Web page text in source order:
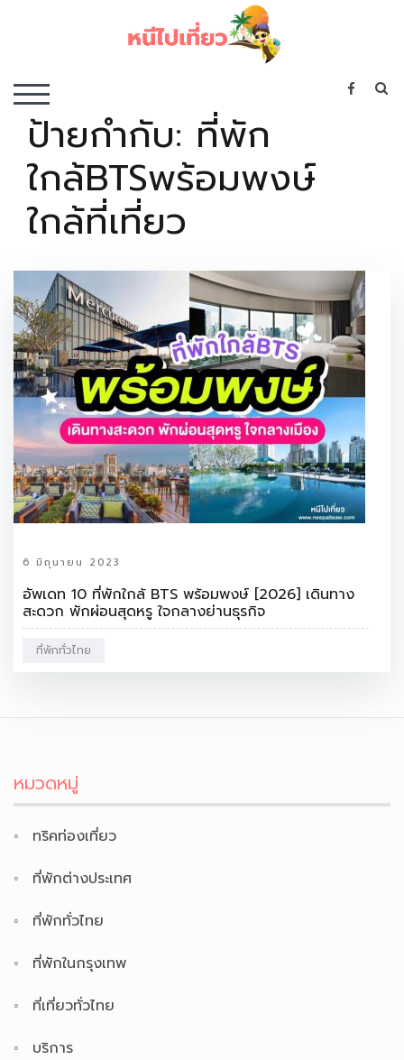
TOGGLE MOBILE MENU
ป้ายกำกับ: ที่พัก
ใกล้BTSพร้อมพงษ์
ใกล้ที่เที่ยว
6 มิถุนายน 2023
อัพเดท 10 ที่พักใกล้ BTS พร้อมพงษ์ [2026] เดินทาง
สะดวก พักผ่อนสุดหรู ใจกลางย่านธุรกิจ
ที่พักทั่วไทย
หมวดหมู่
ทริคท่องเที่ยว
ที่พักต่างประเทศ
ที่พักทั่วไทย
ที่พักในกรุงเทพ
ที่เที่ยวทั่วไทย
บริการ